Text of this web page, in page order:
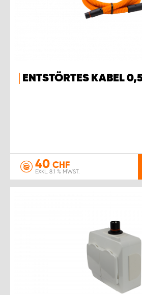
ENTSTÖRTES KABEL
40 CHF
EXKL. 8.1 % MWST.